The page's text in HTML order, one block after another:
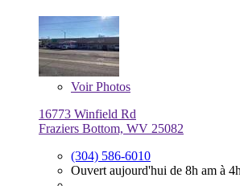
VoirPhotos
16773 Winfield Rd
Fraziers Bottom, WV 25082
(304) 586-6010
Ouvert aujourd'hui de 8h am à